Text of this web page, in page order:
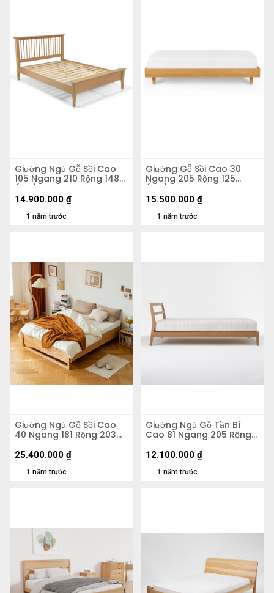
Giường Ngủ Gỗ Sồi Cao
105 Ngang 210 Rộng 148
(cm)
1 năm trước
14.900.000 ₫
Giường Gỗ Sồi Cao 30
Ngang 205 Rộng 125
(cm)
1 năm trước
15.500.000 ₫
Giường Ngủ Gỗ Sồi Cao
40 Ngang 181 Rộng 203
(cm)
1 năm trước
25.400.000 ₫
Giường Ngủ Gỗ Tần Bì
Cao 81 Ngang 205 Rộng
145 (cm)
1 năm trước
12.100.000 ₫